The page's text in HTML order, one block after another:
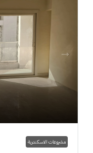
مشروعات الاسكندرية